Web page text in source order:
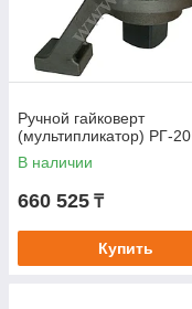
Ручной гайковерт
(мультипликатор) РГ-20
В наличии
660 525 ₸
Купить